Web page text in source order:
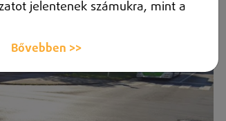
jelentenek számukra, mint a
Bővebben >>